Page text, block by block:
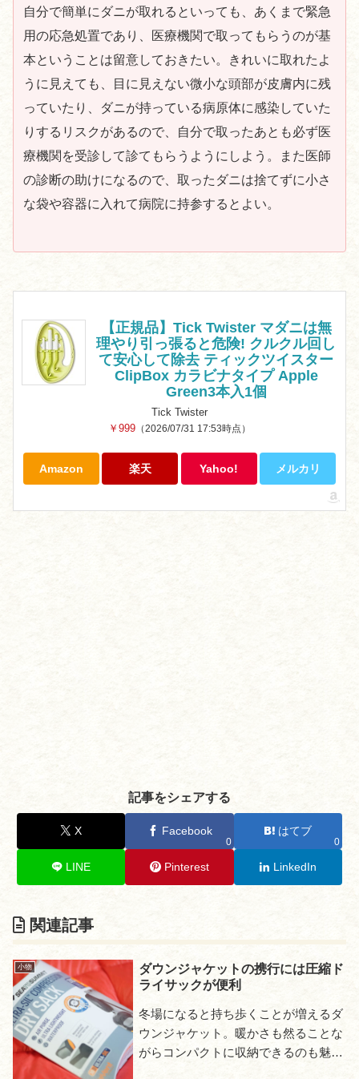
自分で簡単にダニが取れるといっても、あくまで緊急
用の応急処置であり、医療機関で取ってもらうのが基
本ということは留意しておきたい。きれいに取れたよ
うに見えても、目に見えない微小な頭部が皮膚内に残
っていたり、ダニが持っている病原体に感染していた
りするリスクがあるので、自分で取ったあとも必ず医
療機関を受診して診てもらうようにしよう。また医師
の診断の助けになるので、取ったダニは捨てずに小さ
な袋や容器に入れて病院に持参するとよい。
【正規品】Tick Twister マダニは無
理やり引っ張ると危険! クルクル回し
て安心して除去 ティックツイスター
ClipBox カラビナタイプ Apple
Green3本入1個
Tick Twister
￥999 （2026/07/31 17:53時点）
Amazon 楽天 Yahoo! メルカリ
記事をシェアする
X Facebook
0
はてブ
0
LINE Pinterest LinkedIn
関連記事
小物
ダウンジャケットの携行には圧縮ド
ライサックが便利
冬場になると持ち歩くことが増えるダ
ウンジャケット。暖かさも然ることな
がらコンパクトに収納できるのも魅力